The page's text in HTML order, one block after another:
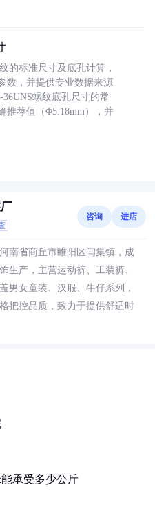
的标准尺寸及底孔计算，
数，并提供专业数据来源
36UNS螺纹底孔尺寸的常
推荐值（Φ5.18mm），并
咨询 进店
南省商丘市睢阳区闫集镇，成
生产，主营运动裤、工装裤、
男女童装、汉服、牛仔系列，
把控品质，致力于提供舒适时
承受多少公斤